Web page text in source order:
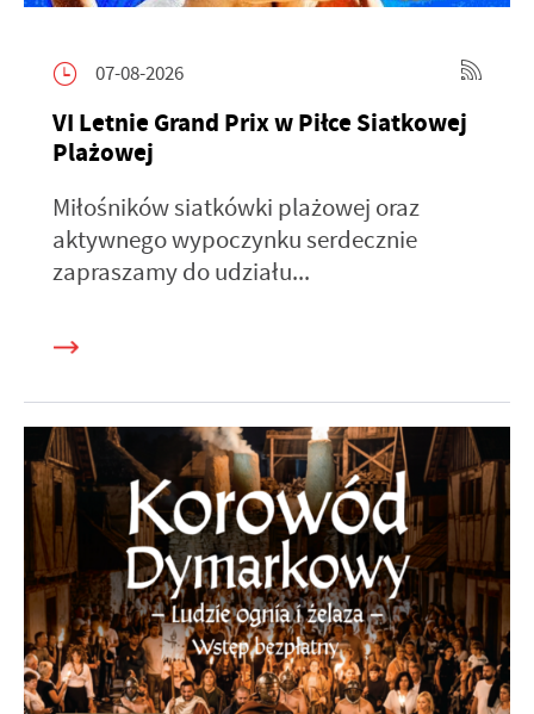
07-08-2026
VI Letnie Grand Prix w Piłce Siatkowej
Plażowej
Miłośników siatkówki plażowej oraz
aktywnego wypoczynku serdecznie
zapraszamy do udziału...